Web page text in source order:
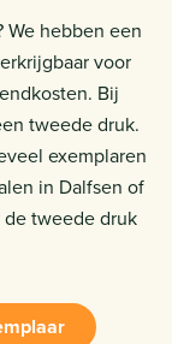
We hebben een
voor
Bij
tweede druk.
exemplaren
in Dalfsen of
tweede druk